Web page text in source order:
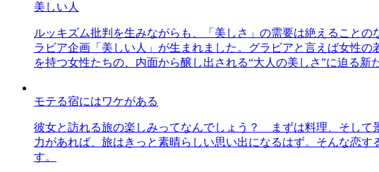
美しい人
ルッキズム批判を生みながらも、「美しさ」の需要は絶えること
ラビア企画「美しい人」が生まれました。グラビアと言えば女性
を持つ女性たちの、内面から醸し出される“大人の美しさ”に迫る新
モテる宿にはワケがある
彼女と訪れる旅の楽しみってなんでしょう？ まずは料理、そして
力があれば、旅はきっと素晴らしい思い出になるはず。そんな恋
す。